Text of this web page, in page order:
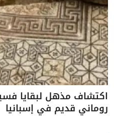
اكتشاف مذهل لبقايا
روماني قديم في إسبانيا